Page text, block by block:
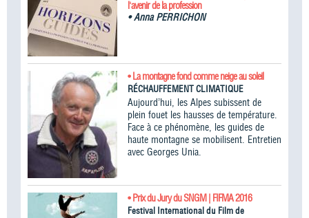
l'avenir de la profession
•Anna PERRICHON
• La montagne fond comme neige au soleil
RÉCHAUFFEMENT CLIMATIQUE
Aujourd’hui, les Alpes subissent de
plein fouet les hausses de température.
Face à ce phénomène, les guides de
haute montagne se mobilisent. Entretien
avec Georges Unia.
• Prix du Jury du SNGM | FIFMA 2016
Festival International du Film de